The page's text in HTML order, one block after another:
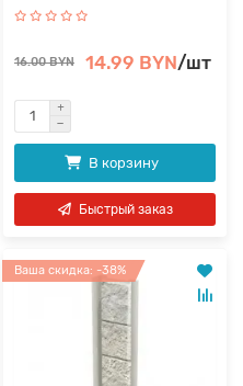
16.00 BYN 14.99 BYN/шт
В корзину
Быстрый заказ
Ваша скидка: -38%